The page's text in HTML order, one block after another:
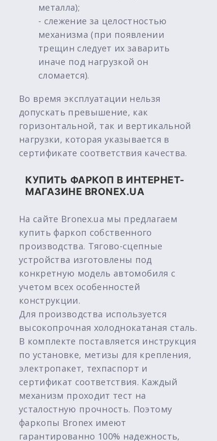
металла);
- слежение за целостностью
механизма (при появлении
трещин следует их заварить
иначе под нагрузкой он
сломается).
Во время эксплуатации нельзя
допускать превышение, как
горизонтальной, так и вертикальной
нагрузки, которая указывается в
сертификате соответствия качества.
КУПИТЬ ФАРКОП В ИНТЕРНЕТ-
МАГАЗИНЕ BRONEX.UA
На сайте Bronex.ua мы предлагаем
купить фаркоп собственного
производства. Тягово-сцепные
устройства изготовлены под
конкретную модель автомобиля с
учетом всех особенностей
конструкции.
Для производства используется
высокопрочная холоднокатаная сталь.
В комплекте поставляется инструкция
по установке, метизы для крепления,
электропакет, техпаспорт и
сертификат соответствия. Каждый
механизм проходит тест на
усталостную прочность. Поэтому
фаркопы Bronex имеют
гарантированно 100% надежность,